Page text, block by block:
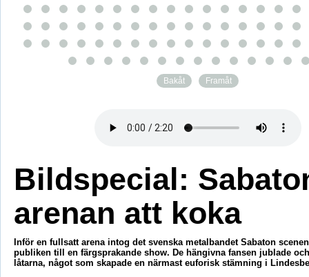
Bakåt Framåt
Bildspecial:
arenan att koka
Inför en fullsatt arena intog det svenska metalbandet Sabaton
publiken till en färgsprakande show. De hängivna fansen jublade
låtarna, något som skapade en närmast euforisk stämning i